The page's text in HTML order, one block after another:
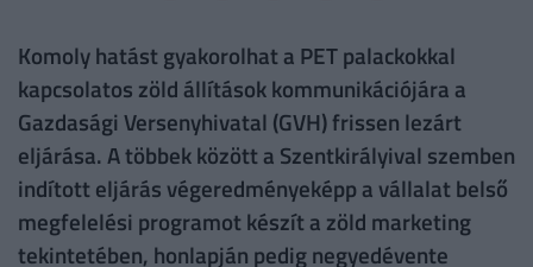
Komoly hatást gyakorolhat a PET palackokkal
kapcsolatos zöld állítások kommunikációjára a
Gazdasági Versenyhivatal (GVH) frissen lezárt
eljárása. A többek között a Szentkirályival szemben
indított eljárás végeredményeképp a vállalat belső
megfelelési programot készít a zöld marketing
tekintetében, honlapján pedig negyedévente